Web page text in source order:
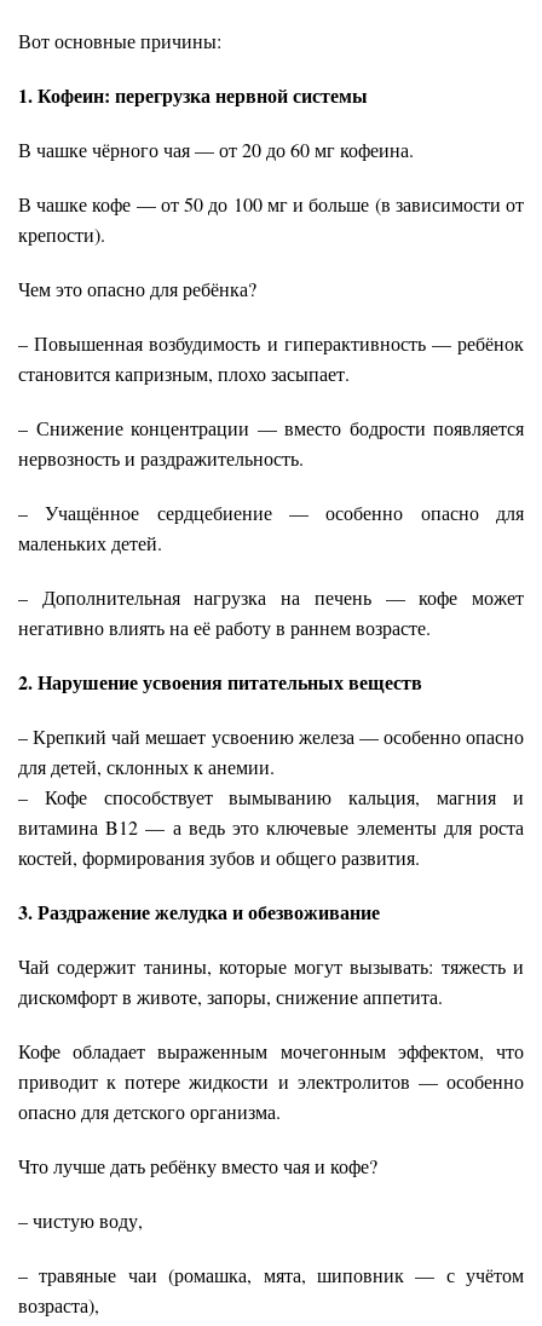
Вот основные причины:
1. Кофеин: перегрузка нервной системы
В чашке чёрного чая — от 20 до 60 мг кофеина.
В чашке кофе — от 50 до 100 мг и больше (в зависимости от
крепости).
Чем это опасно для ребёнка?
– Повышенная возбудимость и гиперактивность — ребёнок
становится капризным, плохо засыпает.
– Снижение концентрации — вместо бодрости появляется
нервозность и раздражительность.
– Учащённое сердцебиение — особенно опасно для
маленьких детей.
– Дополнительная нагрузка на печень — кофе может
негативно влиять на её работу в раннем возрасте.
2. Нарушение усвоения питательных веществ
– Крепкий чай мешает усвоению железа — особенно опасно
для детей, склонных к анемии.
– Кофе способствует вымыванию кальция, магния и
витамина B12 — а ведь это ключевые элементы для роста
костей, формирования зубов и общего развития.
3. Раздражение желудка и обезвоживание
Чай содержит танины, которые могут вызывать: тяжесть и
дискомфорт в животе, запоры, снижение аппетита.
Кофе обладает выраженным мочегонным эффектом, что
приводит к потере жидкости и электролитов — особенно
опасно для детского организма.
Что лучше дать ребёнку вместо чая и кофе?
– чистую воду,
– травяные чаи (ромашка, мята, шиповник — с учётом
возраста),